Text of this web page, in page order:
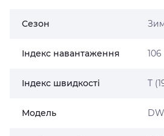
Сезон
Індекс навантаження 106
Індекс швидкості T
Модель